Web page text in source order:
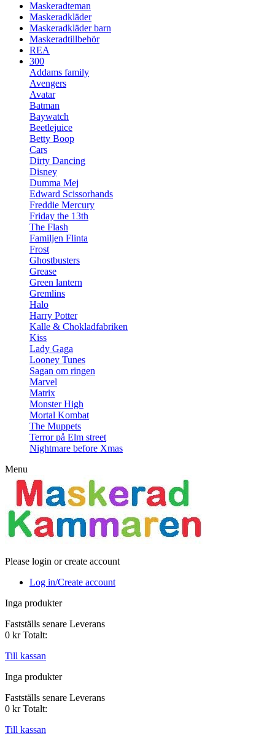
Maskeradteman
Maskeradkläder
Maskeradkläder barn
Maskeradtillbehör
REA
300
Addams family
Avengers
Avatar
Batman
Baywatch
Beetlejuice
Betty Boop
Cars
Dirty Dancing
Disney
Dumma Mej
Edward Scissorhands
Freddie Mercury
Friday the 13th
The Flash
Familjen Flinta
Frost
Ghostbusters
Grease
Green lantern
Gremlins
Halo
Harry Potter
Kalle & Chokladfabriken
Kiss
Lady Gaga
Looney Tunes
Sagan om ringen
Marvel
Matrix
Monster High
Mortal Kombat
The Muppets
Terror på Elm street
Nightmare before Xmas
Menu
Please login or create account
Log in/Create account
Inga produkter
Fastställs senare Leverans
0 kr Totalt:
Till kassan
Inga produkter
Fastställs senare Leverans
0 kr Totalt:
Till kassan